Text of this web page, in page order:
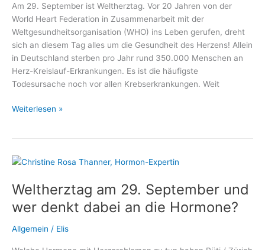
Am 29. September ist Weltherztag. Vor 20 Jahren von der
World Heart Federation in Zusammenarbeit mit der
Weltgesundheitsorganisation (WHO) ins Leben gerufen, dreht
sich an diesem Tag alles um die Gesundheit des Herzens! Allein
in Deutschland sterben pro Jahr rund 350.000 Menschen an
Herz-Kreislauf-Erkrankungen. Es ist die häufigste
Todesursache noch vor allen Krebserkrankungen. Weit
Weltherztag:
retten!
Weiterlesen »
Weltherztag am 29. September und
wer denkt dabei an die Hormone?
Allgemein / Elis